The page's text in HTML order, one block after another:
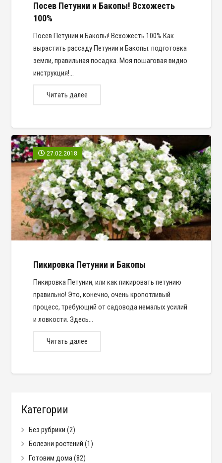
Посев Петунии и Бакопы! Всхожесть
100%
Посев Петунии и Бакопы! Всхожесть 100% Как
вырастить рассаду Петунии и Бакопы: подготовка
земли, правильная посадка. Моя пошаговая видио
инструкция!…
Читать далее
27.02.2018
Пикировка Петунии и Бакопы
Пикировка Петунии, или как пикировать петунию
правильно! Это, конечно, очень кропотливый
процесс, требующий от садовода немалых усилий
и ловкости. Здесь…
Читать далее
Категории
Без рубрики (2)
Болезни ростений (1)
Готовим дома(82)